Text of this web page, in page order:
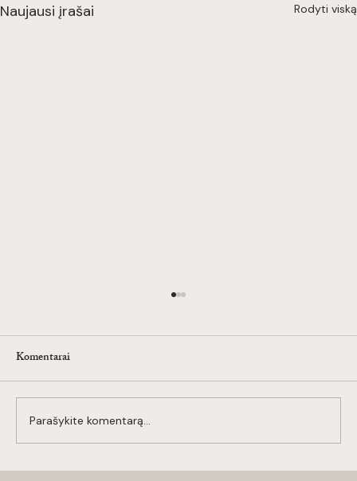
Naujausi įrašai Rodyti viską
Komentarai
Parašykite komentarą...